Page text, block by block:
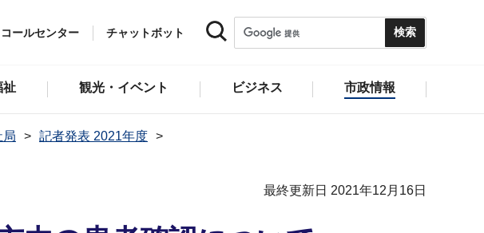
コールセンター チャットボット
祉 観光・イベント ビジネス 市政情報
局
記者発表 2021年度
最終更新日 2021年12月16日